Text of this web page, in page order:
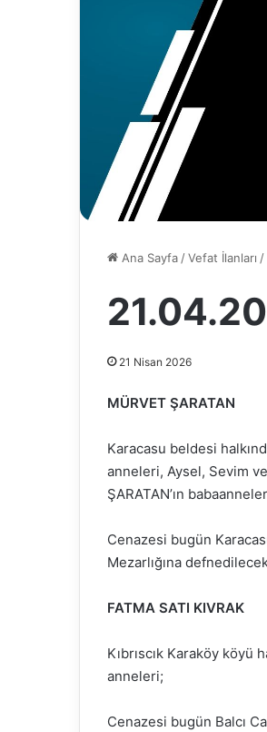
Ana Sayfa/Vefat İlanları /
21 Nisan 2026
MÜRVET ŞARATAN
Karacasu beldesi
anneleri, Aysel, Sevim
ŞARATAN’ın
Cenazesi bugün
Mezarlığına
FATMA SATI KIVRAK
Kıbrıscık Karaköy köyü
anneleri;
Cenazesi bugün Balcı